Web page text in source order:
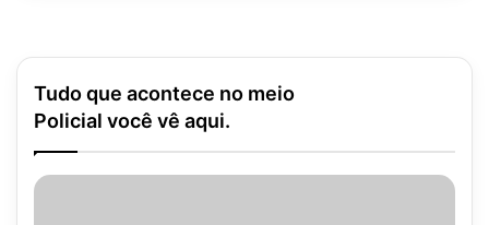
Tudo que acontece no meio
Policial você vê aqui.